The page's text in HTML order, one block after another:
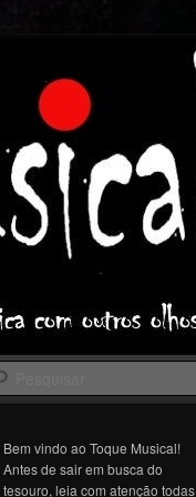
Bem vindo ao Toque Musical!
Antes de sair em busca do
tesouro, leia com atenção todas